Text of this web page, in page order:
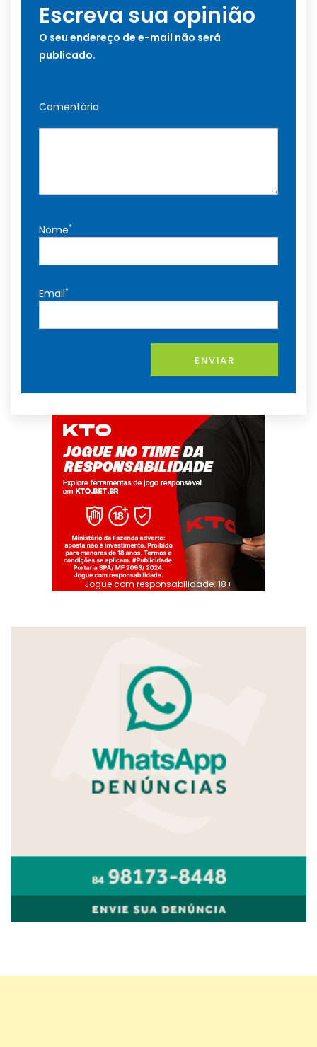
Escreva sua opinião
O seu endereço de e-mail não será
publicado.
Comentário
Nome*
Email*
ENVIAR
Jogue com responsabilidade. 18+